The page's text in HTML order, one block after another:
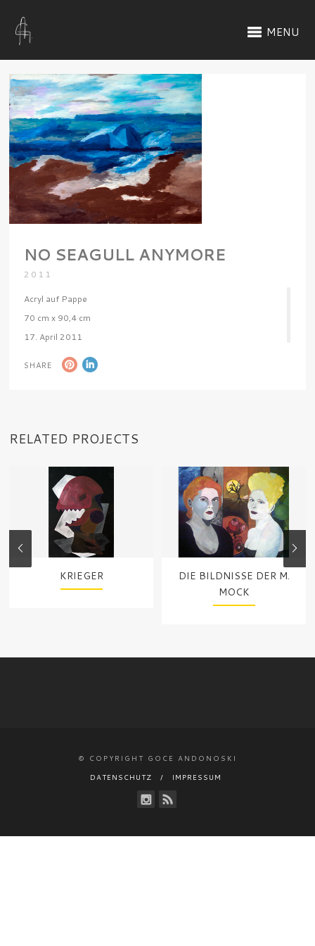
MENU
NO SEAGULL ANYMORE
2011
Acryl auf Pappe
70 cm x 90,4 cm
17. April 2011
SHARE
RELATED PROJECTS
KRIEGER
DIE BILDNISSE DER M.
MOCK
© COPYRIGHT GOCE ANDONOSKI
DATENSCHUTZ
IMPRESSUM